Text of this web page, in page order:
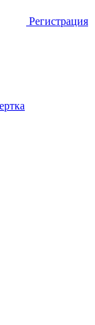
Регистрация